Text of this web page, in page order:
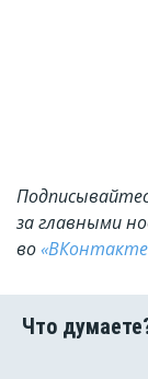
за главными
во